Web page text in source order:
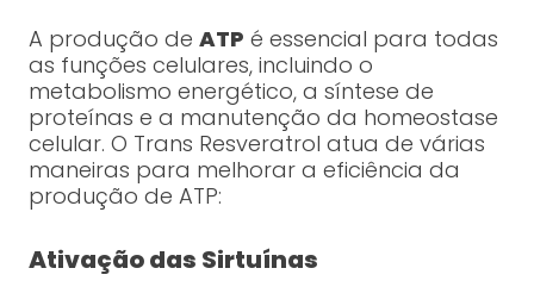
A produção de ATP é essencial para todas
as funções celulares, incluindo o
metabolismo energético, a síntese de
proteínas e a manutenção da homeostase
celular. O Trans Resveratrol atua de várias
maneiras para melhorar a eficiência da
produção de ATP:
Ativação das Sirtuínas